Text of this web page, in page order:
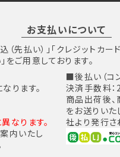
お支払いについて
先払い）」「クレジットカー
をご用意しております。
ります。
なります。
内いたし
■後払い（コ
決済手数料：
商品出荷後
をお送りいた
社より発行さ